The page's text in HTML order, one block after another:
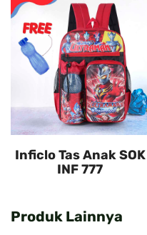
Inficlo Tas Anak SOK
INF 777
Produk Lainnya